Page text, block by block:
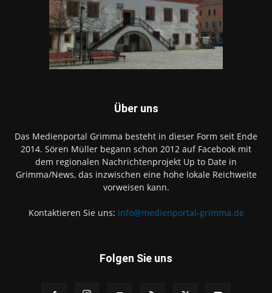
Über uns
Das Medienportal Grimma besteht in dieser Form seit Ende
2014. Sören Müller begann schon 2012 auf Facebook mit
dem regionalen Nachrichtenprojekt Up to Date in
Grimma/News, das inzwischen eine hohe lokale Reichweite
vorweisen kann.
Kontaktieren Sie uns: info@medienportal-grimma.de
Folgen Sie uns